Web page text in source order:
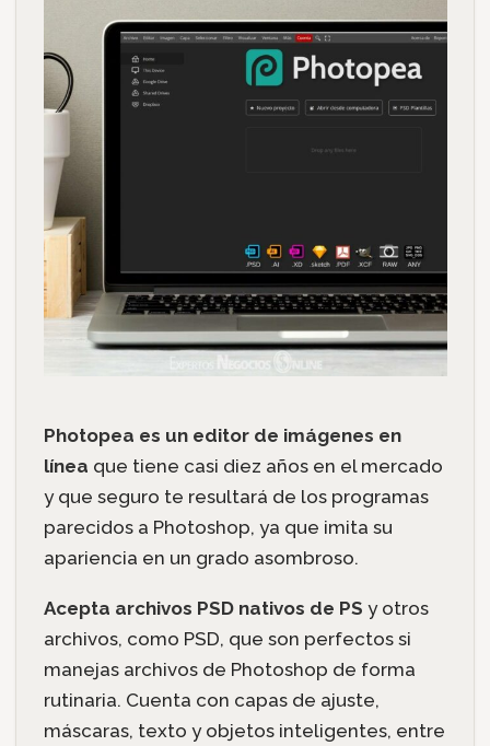
Photopea es un editor de imágenes en
línea que tiene casi diez años en el mercado
y que seguro te resultará de los programas
parecidos a Photoshop, ya que imita su
apariencia en un grado asombroso.
Acepta archivos PSD nativos de PS y otros
archivos, como PSD, que son perfectos si
manejas archivos de Photoshop de forma
rutinaria. Cuenta con capas de ajuste,
máscaras, texto y objetos inteligentes, entre